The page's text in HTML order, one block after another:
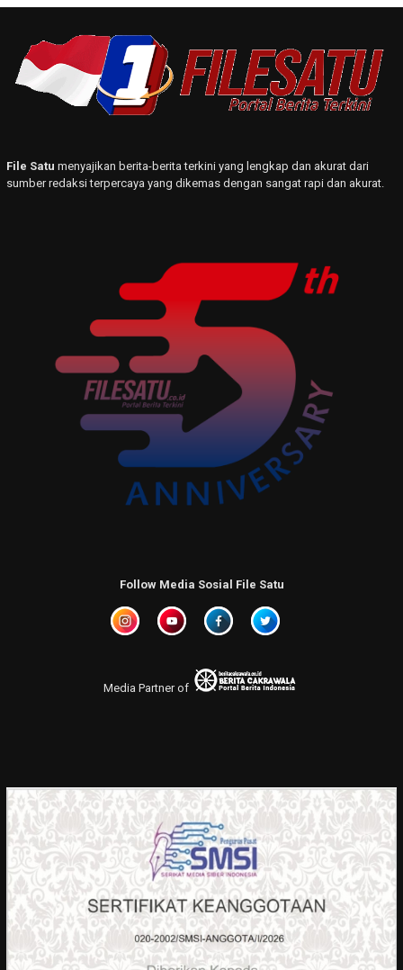
File Satu menyajikan berita-berita terkini yang lengkap dan akurat dari
sumber redaksi terpercaya yang dikemas dengan sangat rapi dan akurat.
Follow Media Sosial File Satu
Media Partner of